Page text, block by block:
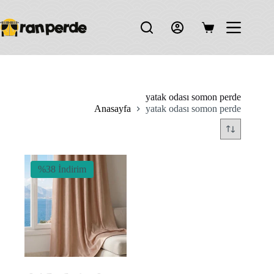
content
Shopping
yatak odası somon perde
Anasayfa
yatak odası somon perde
%38 İndirim